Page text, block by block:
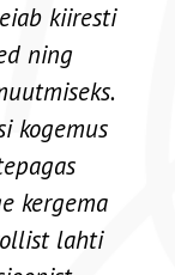
kõigil
saada
on väga
on
annab iga
ning ta on